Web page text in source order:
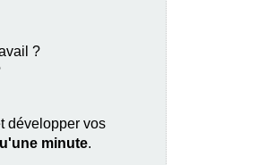
?
développer vos
minute.